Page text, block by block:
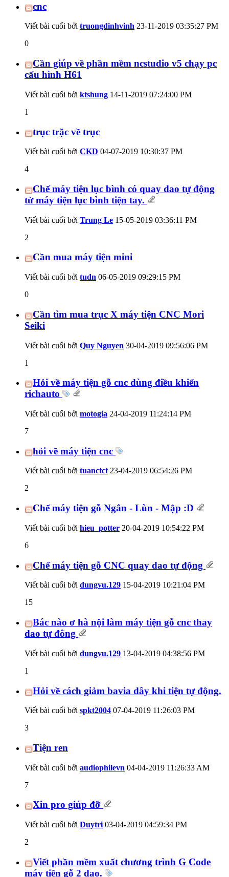
cnc
Viết bài cuối bởi truongdinhvinh 23-11-2019 03:35:27 PM
0
Cần giúp về phần mềm ncstudio v5 chạy pc
cấu hình H61
Viết bài cuối bởi ktshung 14-11-2019 07:24:00 PM
1
trục trặc về trục
Viết bài cuối bởi CKD 04-07-2019 10:30:37 PM
4
Chế máy tiện lục bình có quay dao tự động
từ máy tiện lục bình tiện tay.
Viết bài cuối bởi Trung Le 15-05-2019 03:36:11 PM
2
Cần mua máy tiện mini
Viết bài cuối bởi tudn 06-05-2019 09:29:15 PM
0
Cần tìm mua trục X máy tiện CNC Mori
Seiki
Viết bài cuối bởi Quy Nguyen 30-04-2019 09:56:06 PM
1
Hỏi về máy tiện gỗ cnc dùng điều khiển
richauto
Viết bài cuối bởi motogia 24-04-2019 11:24:14 PM
7
hỏi về máy tiện cnc
Viết bài cuối bởi tuanctct23-04-2019 06:54:26 PM
2
Chế máy tiện gỗ Ngắn - Lùn - Mập :D
Viết bài cuối bởi hieu_potter 20-04-2019 10:54:22 PM
6
Chế máy tiện gỗ CNC quay dao tự động
Viết bài cuối bởi dungvu.129 15-04-2019 10:21:04 PM
15
Bác nào ơ hà nội làm máy tiện gỗ cnc thay
dao tự đông
Viết bài cuối bởi dungvu.129 13-04-2019 04:38:56 PM
1
Hỏi về cách giảm bavia dây khi tiện tự động.
Viết bài cuối bởi spkt2004 07-04-2019 11:26:03 PM
3
Tiện ren
Viết bài cuối bởi audiophilevn 04-04-2019 11:26:33 AM
7
Xin pro giúp đỡ
Viết bài cuối bởi Duytri 03-04-2019 04:59:34 PM
2
Viết phần mềm xuất chương trình G Code
máy tiện gỗ 2 dao.